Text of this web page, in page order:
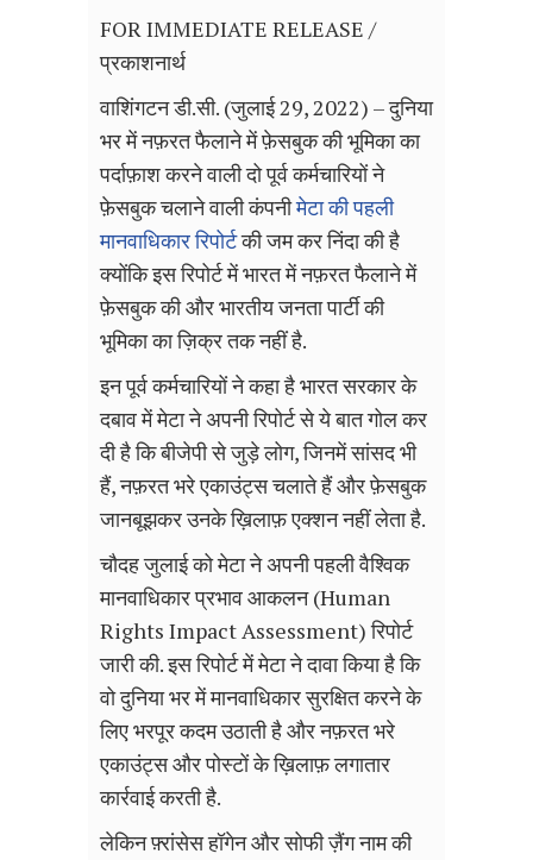
FOR IMMEDIATE RELEASE /
प्रकाशनार्थ
वाशिंगटन डी.सी. (जुलाई 29, 2022) – दुनिया
भर में नफ़रत फैलाने में फ़ेसबुक की भूमिका का
पर्दाफ़ाश करने वाली दो पूर्व कर्मचारियों ने
फ़ेसबुक चलाने वाली कंपनीमेटा की पहली
मानवाधिकार रिपोर्टकी जम कर निंदा की है
क्योंकि इस रिपोर्ट में भारत में नफ़रत फैलाने में
फ़ेसबुक की और भारतीय जनता पार्टी की
भूमिका का ज़िक्र तक नहीं है.
इन पूर्व कर्मचारियों ने कहा है भारत सरकार के
दबाव में मेटा ने अपनी रिपोर्ट से ये बात गोल कर
दी है कि बीजेपी से जुड़े लोग, जिनमें सांसद भी
हैं, नफ़रत भरे एकाउंट्स चलाते हैं और फ़ेसबुक
जानबूझकर उनके ख़िलाफ़ एक्शन नहीं लेता है.
चौदह जुलाई को मेटा ने अपनी पहली वैश्विक
मानवाधिकार प्रभाव आकलन (Human
Rights Impact Assessment) रिपोर्ट
जारी की. इस रिपोर्ट में मेटा ने दावा किया है कि
वो दुनिया भर में मानवाधिकार सुरक्षित करने के
लिए भरपूर कदम उठाती है और नफ़रत भरे
एकाउंट्स और पोस्टों के ख़िलाफ़ लगातार
कार्रवाई करती है.
लेकिन फ़्रांसेस हॉगेन और सोफी ज़ैंग नाम की